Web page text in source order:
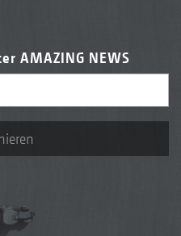
AMAZING NEWS